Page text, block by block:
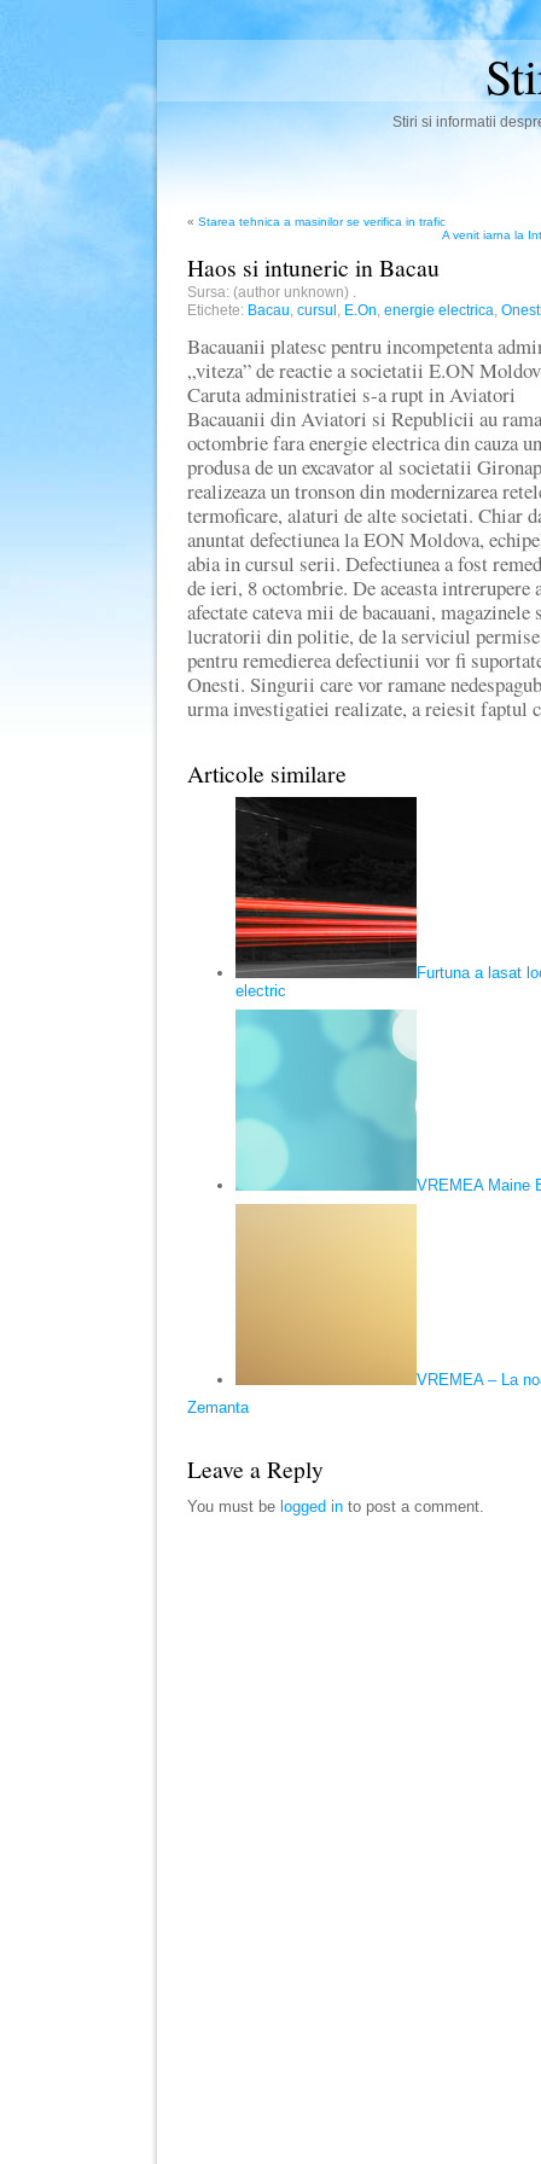
Stiri si informatii
« Starea tehnica a masinilor se verifica in trafic
A venit iarna la
Haos si intuneric in Bacau
Sursa: (author unknown)
Etichete: Bacau cursul E.On energie electrica
Bacauanii platesc pentru incompetenta
„viteza” de reactie a societatii E.ON
Caruta administratiei s-a rupt in Aviatori
Bacauanii din Aviatori si Republicii au
octombrie fara energie electrica din cauza
produsa de un excavator al societatii
realizeaza un tronson din modernizarea
termoficare, alaturi de alte societati. Chiar
anuntat defectiunea la EON Moldova,
abia in cursul serii. Defectiunea a fost
de ieri, 8 octombrie. De aceasta intrerupere
afectate cateva mii de bacauani,
lucratorii din politie, de la serviciul
pentru remedierea defectiunii vor fi
Onesti. Singurii care vor ramane
urma investigatiei realizate, a reiesit faptul
Articole similare
Furtuna a lasat
electric
VREMEA Maine
VREMEA – La
Zemanta
Leave a Reply
You must be logged in to post a comment.